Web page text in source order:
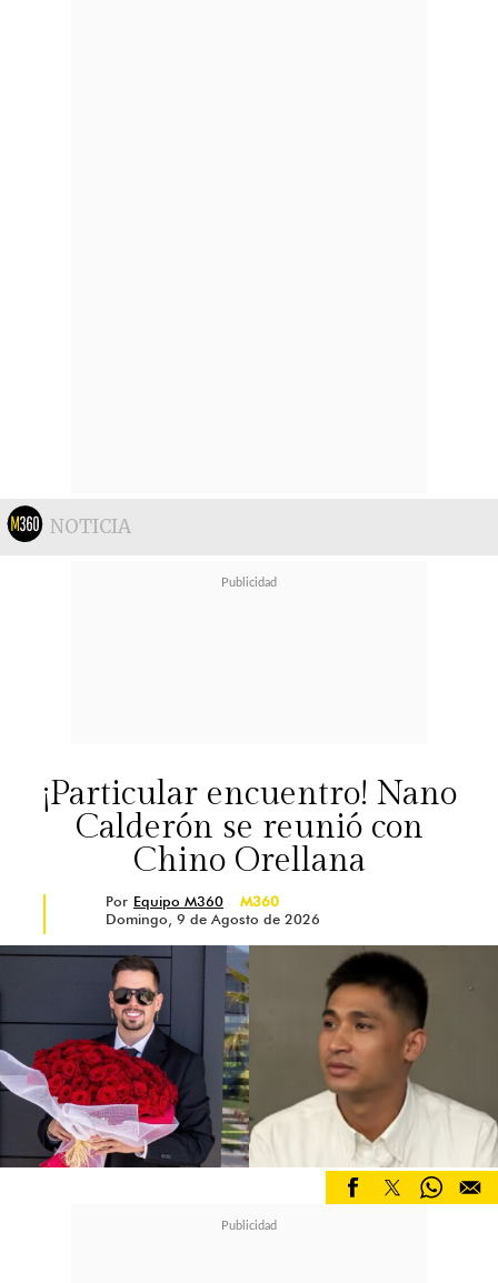
NOTICIA
¡Particular encuentro! Nano
Calderón se reunió con
Chino Orellana
Por Equipo M360
M360
Domingo, 9 de Agosto de 2026